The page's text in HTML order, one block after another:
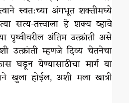
स्वत:च्या अंगभूत शक्तीमध्ये
सत्य-तत्त्वाला हे शक्य व्हावे
अंतिम उत्क्रांती असे
उत्क्रांती म्हणजे दिव्य चेतनेचा
घडून येण्यासाठीचा मार्ग या
खुला होईल, अशी मला खात्री